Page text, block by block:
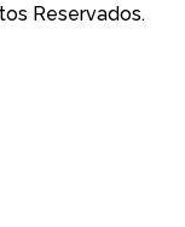
Reservados.